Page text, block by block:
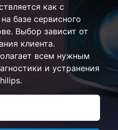
как с
базе сервисного
Выбор зависит от
клиента.
всем нужным
и устранения